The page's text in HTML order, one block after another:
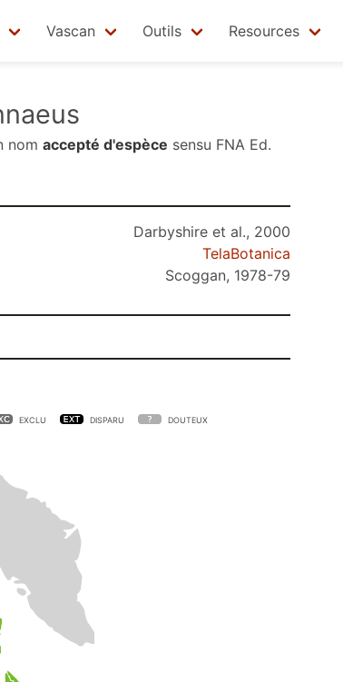
Vascan Outils Resources
nom accepté d'espèce sensu FNA Ed.
Darbyshire et al., 2000
TelaBotanica
Scoggan, 1978-79
EXCLU DISPARU DOUTEUX